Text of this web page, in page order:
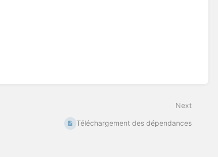
Next
Téléchargement des dépendances